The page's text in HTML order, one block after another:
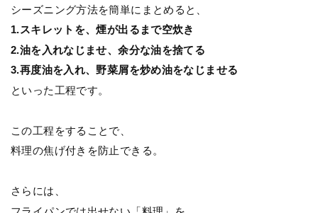
シーズニング方法を簡単にまとめると、
1.スキレットを、煙が出るまで空炊き
2.油を入れなじませ、余分な油を捨てる
3.再度油を入れ、野菜屑を炒め油をなじませる
といった工程です。
この工程をすることで、
料理の焦げ付きを防止できる。
さらには、